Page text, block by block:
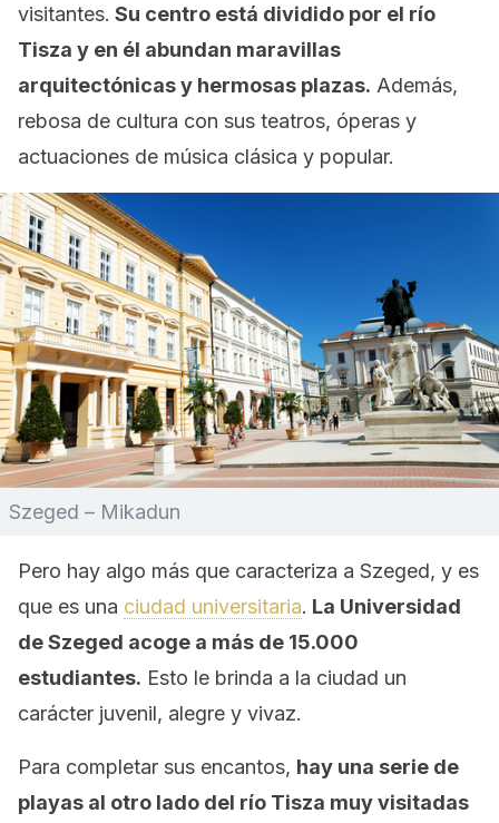
visitantes. Su centro está dividido por el río
Tisza y en él abundan maravillas
arquitectónicas y hermosas plazas. Además,
rebosa de cultura con sus teatros, óperas y
actuaciones de música clásica y popular.
Szeged – Mikadun
Pero hay algo más que caracteriza a Szeged, y es
que es una ciudad universitaria. La Universidad
de Szeged acoge a más de 15.000
estudiantes. Esto le brinda a la ciudad un
carácter juvenil, alegre y vivaz.
Para completar sus encantos, hay una serie de
playas al otro lado del río Tisza muy visitadas